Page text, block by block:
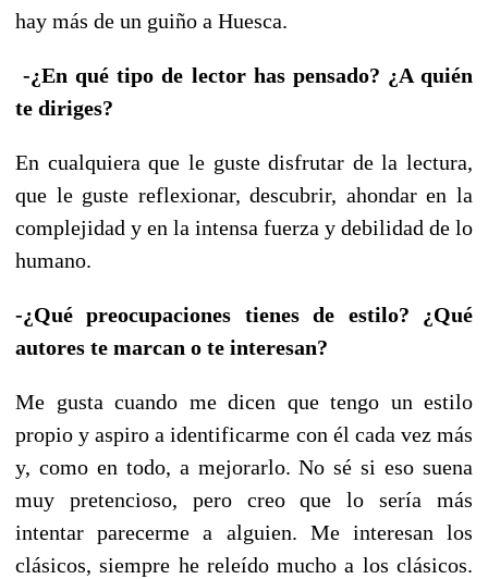
hay más de un guiño a Huesca.
-¿En qué tipo de lector has pensado? ¿A quién
te diriges?
En cualquiera que le guste disfrutar de la lectura,
que le guste reflexionar, descubrir, ahondar en la
complejidad y en la intensa fuerza y debilidad de lo
humano.
-¿Qué preocupaciones tienes de estilo? ¿Qué
autores te marcan o te interesan?
Me gusta cuando me dicen que tengo un estilo
propio y aspiro a identificarme con él cada vez más
y, como en todo, a mejorarlo. No sé si eso suena
muy pretencioso, pero creo que lo sería más
intentar parecerme a alguien. Me interesan los
clásicos, siempre he releído mucho a los clásicos.